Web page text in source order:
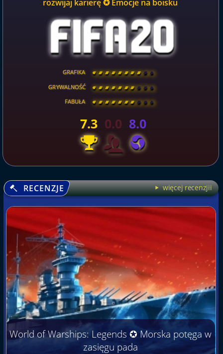
rozwijaj karierę ✪ Emocje na boisku
GRAFIKA [ \ \ \ \ \ \ \ \ ]
GRYWALNOŚĆ [ \ \ \ \ \ \ \ \ ]
FABUŁA [ \ \ \ \ \ \ \ \ ]
7.3 0.0 8.0
RECENZJE więcej recenzjii
World of Warships: Legends ✪ Morska potęga w
zasięgu pada